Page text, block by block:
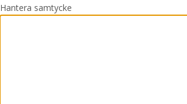
Hantera samtycke